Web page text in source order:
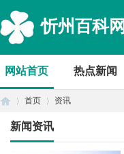
忻州百科网
网站首页 热点新闻
首页 资讯
新闻资讯